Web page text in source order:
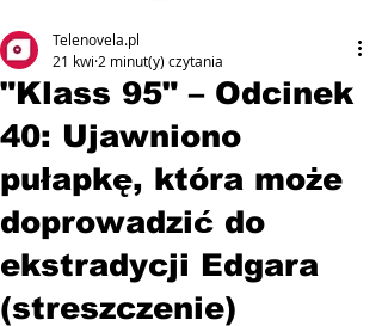
"Klass 95" – Odcinek
40: Ujawniono
pułapkę, która może
doprowadzić do
ekstradycji Edgara
(streszczenie)
Telenovela.pl
21 kwi 2 minut(y) czytania